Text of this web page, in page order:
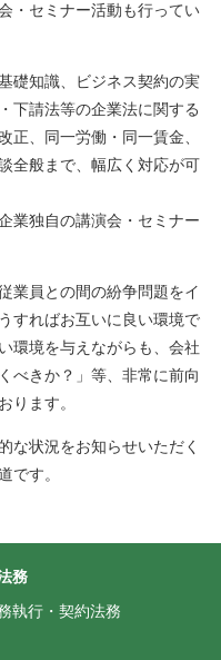
・セミナー活動も行ってい
礎知識、ビジネス契約の実
下請法等の企業法に関する
正、同一労働・同一賃金、
全般まで、幅広く対応が可
業独自の講演会・セミナー
業員との間の紛争問題をイ
すればお互いに良い環境で
環境を与えながらも、会社
べきか？」等、非常に前向
ります。
な状況をお知らせいただく
です。
務
執行・契約法務